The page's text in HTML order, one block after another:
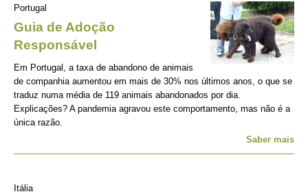
Portugal
Guia de Adoção
Responsável
Em Portugal, a taxa de abandono de animais
de companhia aumentou em mais de 30% nos últimos anos, o que se
traduz numa média de 119 animais abandonados por dia.
Explicações? A pandemia agravou este comportamento, mas não é a
única razão.
Saber mais
Itália